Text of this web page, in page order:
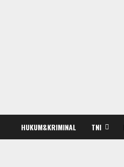
HUKUM&KRIMINAL TNI